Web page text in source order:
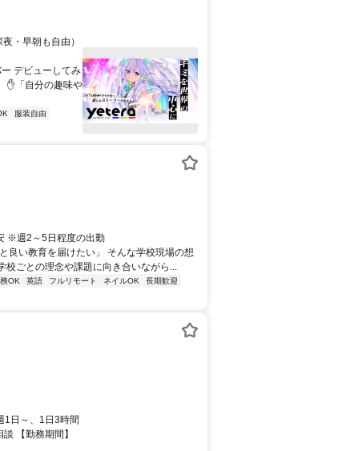
・早朝も自由）
デビューしてみ
✋「自分の趣味や
服装自由
※週2～5日程度の出勤
良い教育を届けたい」 そんな学校現場の想
校ごとの理念や課題に向き合いながら...
OK 英語 フルリモート ネイルOK
長期歓迎
1日～、1日3時間
【勤務期間】